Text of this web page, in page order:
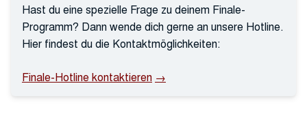
Hast du eine spezielle Frage zu deinem Finale-
Programm? Dann wende dich gerne an unsere Hotline.
Hier findest du die Kontaktmöglichkeiten:
Finale-Hotline kontaktieren